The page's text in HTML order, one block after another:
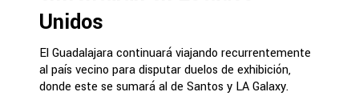
Unidos
El Guadalajara continuará viajando recurrentemente
al país vecino para disputar duelos de exhibición,
donde este se sumará al de Santos y LA Galaxy.